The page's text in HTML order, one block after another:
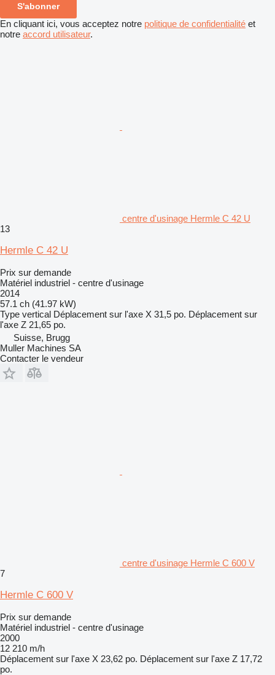
S'abonner
En cliquant ici, vous acceptez notre politique de confidentialité et
notre accord utilisateur.
centre d'usinage Hermle C 42 U
13
Hermle C 42 U
Prix sur demande
Matériel industriel - centre d'usinage
2014
57.1 ch (41.97 kW)
Type vertical Déplacement sur l'axe X 31,5 po. Déplacement sur
l'axe Z 21,65 po.
Suisse, Brugg
Muller Machines SA
Contacter le vendeur
centre d'usinage Hermle C 600 V
7
Hermle C 600 V
Prix sur demande
Matériel industriel - centre d'usinage
2000
12 210 m/h
Déplacement sur l'axe X 23,62 po. Déplacement sur l'axe Z 17,72
po.